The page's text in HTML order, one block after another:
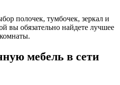
полочек, тумбочек, зеркал и
вы обязательно найдете лучшее
мебель в сети